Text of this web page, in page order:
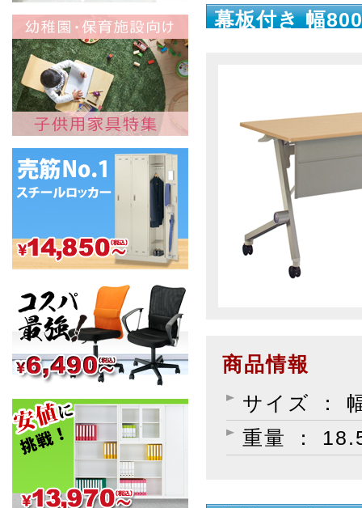
幕板付き 幅
商品情報
サイズ ：
重量 ：